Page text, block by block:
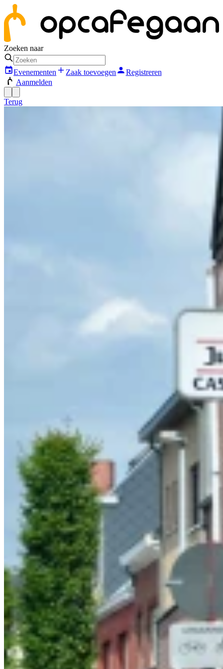
Zoeken naar
Evenementen Zaak toevoegen
Registreren
Aanmelden
Terug